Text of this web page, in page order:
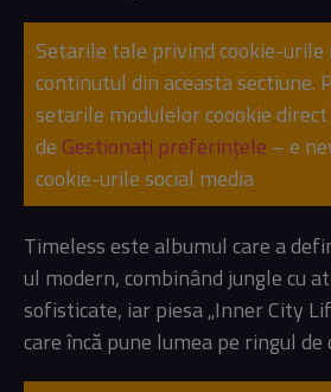
Setarile tale privind cookie-
continutul din aceasta sectiune.
setarile modulelor coookie
de Gestionați preferințele – e
cookie-urile social media
Timeless este albumul care a
ul modern, combinând jungle cu
sofisticate, iar piesa „Inner City
care încă pune lumea pe ringul de